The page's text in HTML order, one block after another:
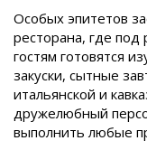
Особых эпитетов
ресторана, где под
гостям готовятся
закуски, сытные
итальянской и
дружелюбный
выполнить любые